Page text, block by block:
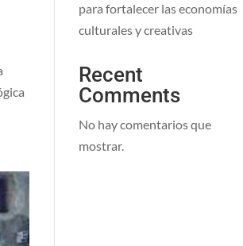
para fortalecer las economías
culturales y creativas
Recent
Comments
No hay comentarios que
mostrar.